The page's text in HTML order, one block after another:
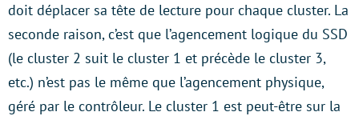
doit déplacer sa tête de lecture pour chaque cluster. La
seconde raison, c’est que l’agencement logique du SSD
(le cluster 2 suit le cluster 1 et précède le cluster 3,
etc.) n’est pas le même que l’agencement physique,
géré par le contrôleur. Le cluster 1 est peut-être sur la